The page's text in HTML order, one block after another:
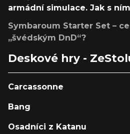
armádní simulace. Jak s
Symbaroum Starter Set –
„švédským DnD“?
Deskové hry -
Carcassonne
Bang
Osadníci z Katanu